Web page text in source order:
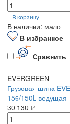
В корзину
В наличии: мало
В избранное
Сравнить
EVERGREEN
Грузовая шина
156/150L ведущая
30 130 ₽